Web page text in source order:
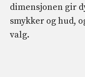
dimensjonen gir
smykker og hud,
valg.